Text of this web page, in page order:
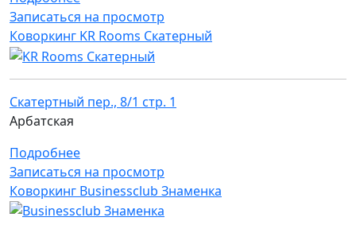
Записаться на просмотр
Коворкинг KR Rooms Скатерный
Скатертный пер., 8/1 стр. 1
Арбатская
Подробнее
Записаться на просмотр
Коворкинг Businessclub Знаменка